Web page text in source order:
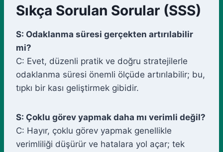
Sıkça Sorulan Sorular (SSS)
S: Odaklanma süresi gerçekten artırılabilir
mi?
C: Evet, düzenli pratik ve doğru stratejilerle
odaklanma süresi önemli ölçüde artırılabilir; bu,
tıpkı bir kası geliştirmek gibidir.
S: Çoklu görev yapmak daha mı verimli değil?
C: Hayır, çoklu görev yapmak genellikle
verimliliği düşürür ve hatalara yol açar; tek